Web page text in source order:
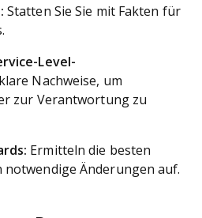
Statten Sie Sie mit Fakten für
Level-
Nachweise, um
zur Verantwortung zu
Ermitteln die besten
notwendige Änderungen auf.